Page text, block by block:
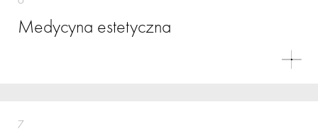
Medycyna estetyczna
7